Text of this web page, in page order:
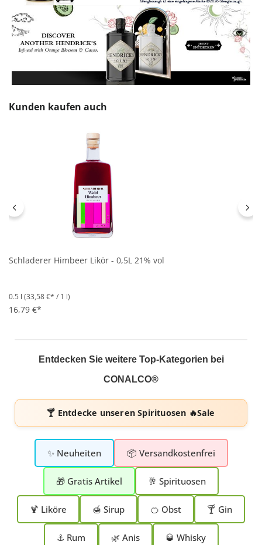
Produktgalerie überspringen
Kunden kaufen auch
Schladerer Himbeer Likör - 0,5L 21% vol
0.5 l (33,58 €* / 1 l)
16,79 €*
Entdecken Sie weitere Top-Kategorien bei
CONALCO®
🍸 Entdecke unserenSpirituosen 🔥Sale
✨ Neuheiten 📦 Versandkostenfrei
🎁 Gratis Artikel 🥂 Spirituosen
🍹 Liköre 🍯 Sirup 🍊 Obst 🍸 Gin
⚓ Rum 🌿 Anis 🥃 Whisky